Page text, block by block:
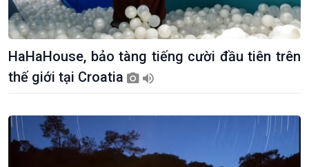
HaHaHouse, bảo tàng tiếng cười đầu tiên trên
thế giới tại Croatia